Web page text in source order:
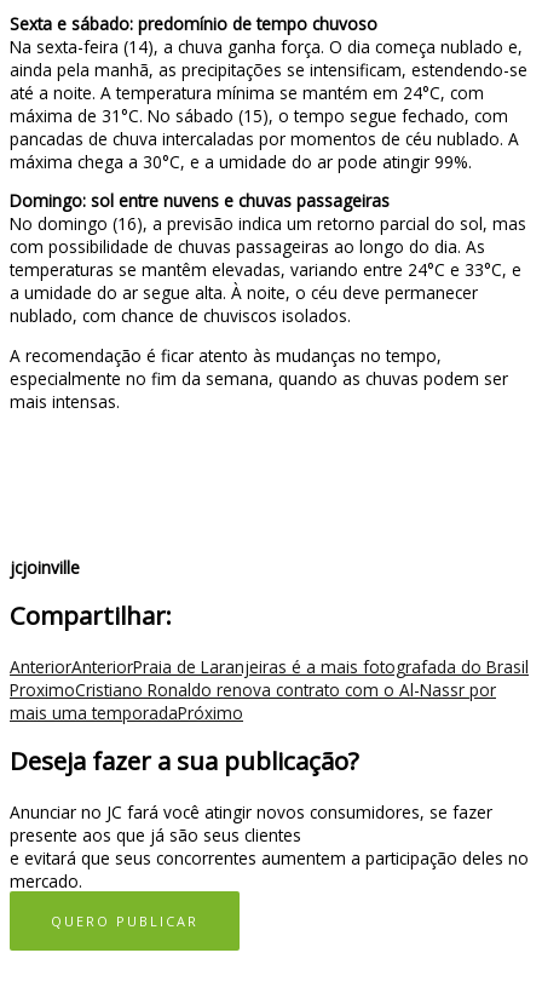
Sexta e sábado: predomínio de tempo chuvoso
Na sexta-feira (14), a chuva ganha força. O dia começa nublado e,
ainda pela manhã, as precipitações se intensificam, estendendo-se
até a noite. A temperatura mínima se mantém em 24°C, com
máxima de 31°C. No sábado (15), o tempo segue fechado, com
pancadas de chuva intercaladas por momentos de céu nublado. A
máxima chega a 30°C, e a umidade do ar pode atingir 99%.
Domingo: sol entre nuvens e chuvas passageiras
No domingo (16), a previsão indica um retorno parcial do sol, mas
com possibilidade de chuvas passageiras ao longo do dia. As
temperaturas se mantêm elevadas, variando entre 24°C e 33°C, e
a umidade do ar segue alta. À noite, o céu deve permanecer
nublado, com chance de chuviscos isolados.
A recomendação é ficar atento às mudanças no tempo,
especialmente no fim da semana, quando as chuvas podem ser
mais intensas.
jcjoinville
Compartilhar:
AnteriorAnteriorPraia de Laranjeiras é a mais fotografada do Brasil
ProximoCristiano Ronaldo renova contrato com o Al-Nassr por
mais uma temporadaPróximo
Deseja fazer a sua publicação?
Anunciar no JC fará você atingir novos consumidores, se fazer
presente aos que já são seus clientes
e evitará que seus concorrentes aumentem a participação deles no
mercado.
QUERO PUBLICAR